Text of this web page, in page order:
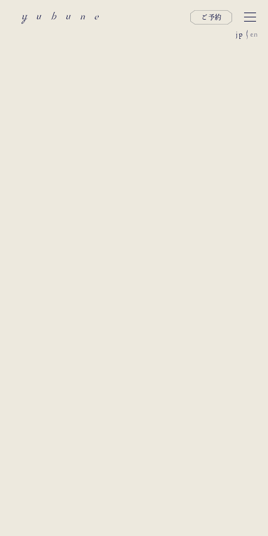
jp en
ご予約